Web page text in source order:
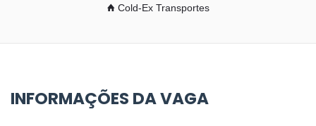
Cold-Ex Transportes
INFORMAÇÕES DA VAGA